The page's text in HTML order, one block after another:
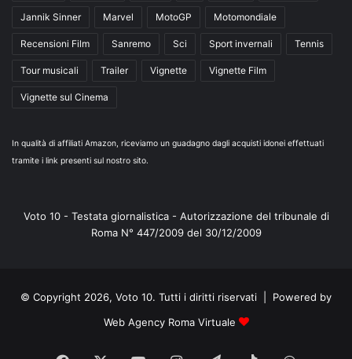
Jannik Sinner Marvel MotoGP Motomondiale
Recensioni Film Sanremo Sci Sport invernali Tennis
Tour musicali Trailer Vignette Vignette Film
Vignette sul Cinema
In qualità di affiliati Amazon, riceviamo un guadagno dagli acquisti idonei effettuati
tramite i link presenti sul nostro sito.
Voto 10 - Testata giornalistica - Autorizzazione del tribunale di
Roma N° 447/2009 del 30/12/2009
© Copyright 2026, Voto 10. Tutti i diritti riservati | Powered by
Web Agency Roma Virtuale